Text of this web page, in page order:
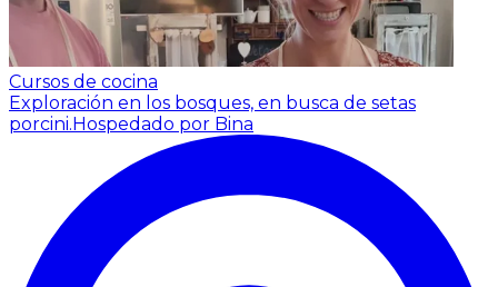
Cursos de cocina
Exploración en los bosques, en busca de setas
porcini.Hospedado por Bina